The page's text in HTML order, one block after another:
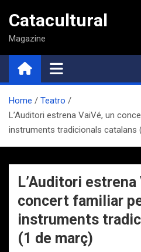
contenido
Catacultural
Magazine
Home
Teatro
L’Auditori estrena VaiVé, un
instruments tradicionals catalans
L’Auditori estrena
concert familiar
instruments
(1 de març)